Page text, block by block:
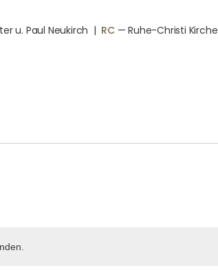
u. Paul Neukirch | RC— Ruhe-Christi Kirche